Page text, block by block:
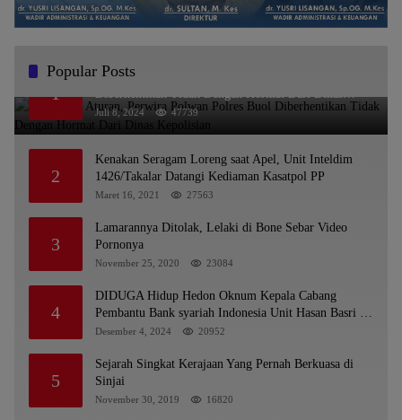
Popular Posts
1
Melanggar Aturan, Perwira Polwan Polres Buol
Diberhentikan Tidak Dengan Hormat Dari Dinas
Kepolisian
Juli 8, 2024 47739
2
Kenakan Seragam Loreng saat Apel, Unit Inteldim
1426/Takalar Datangi Kediaman Kasatpol PP
Maret 16, 2021 27563
3
Lamarannya Ditolak, Lelaki di Bone Sebar Video
Pornonya
November 25, 2020 23084
4
DIDUGA Hidup Hedon Oknum Kepala Cabang
Pembantu Bank syariah Indonesia Unit Hasan Basri di
Banjarmasin Tipu Nasabah Prioritasnya Hingga
OJK Kalsel : Bertemu Tanggal 11
Desember 4, 2024 20952
5
Sejarah Singkat Kerajaan Yang Pernah Berkuasa di
Sinjai
November 30, 2019 16820